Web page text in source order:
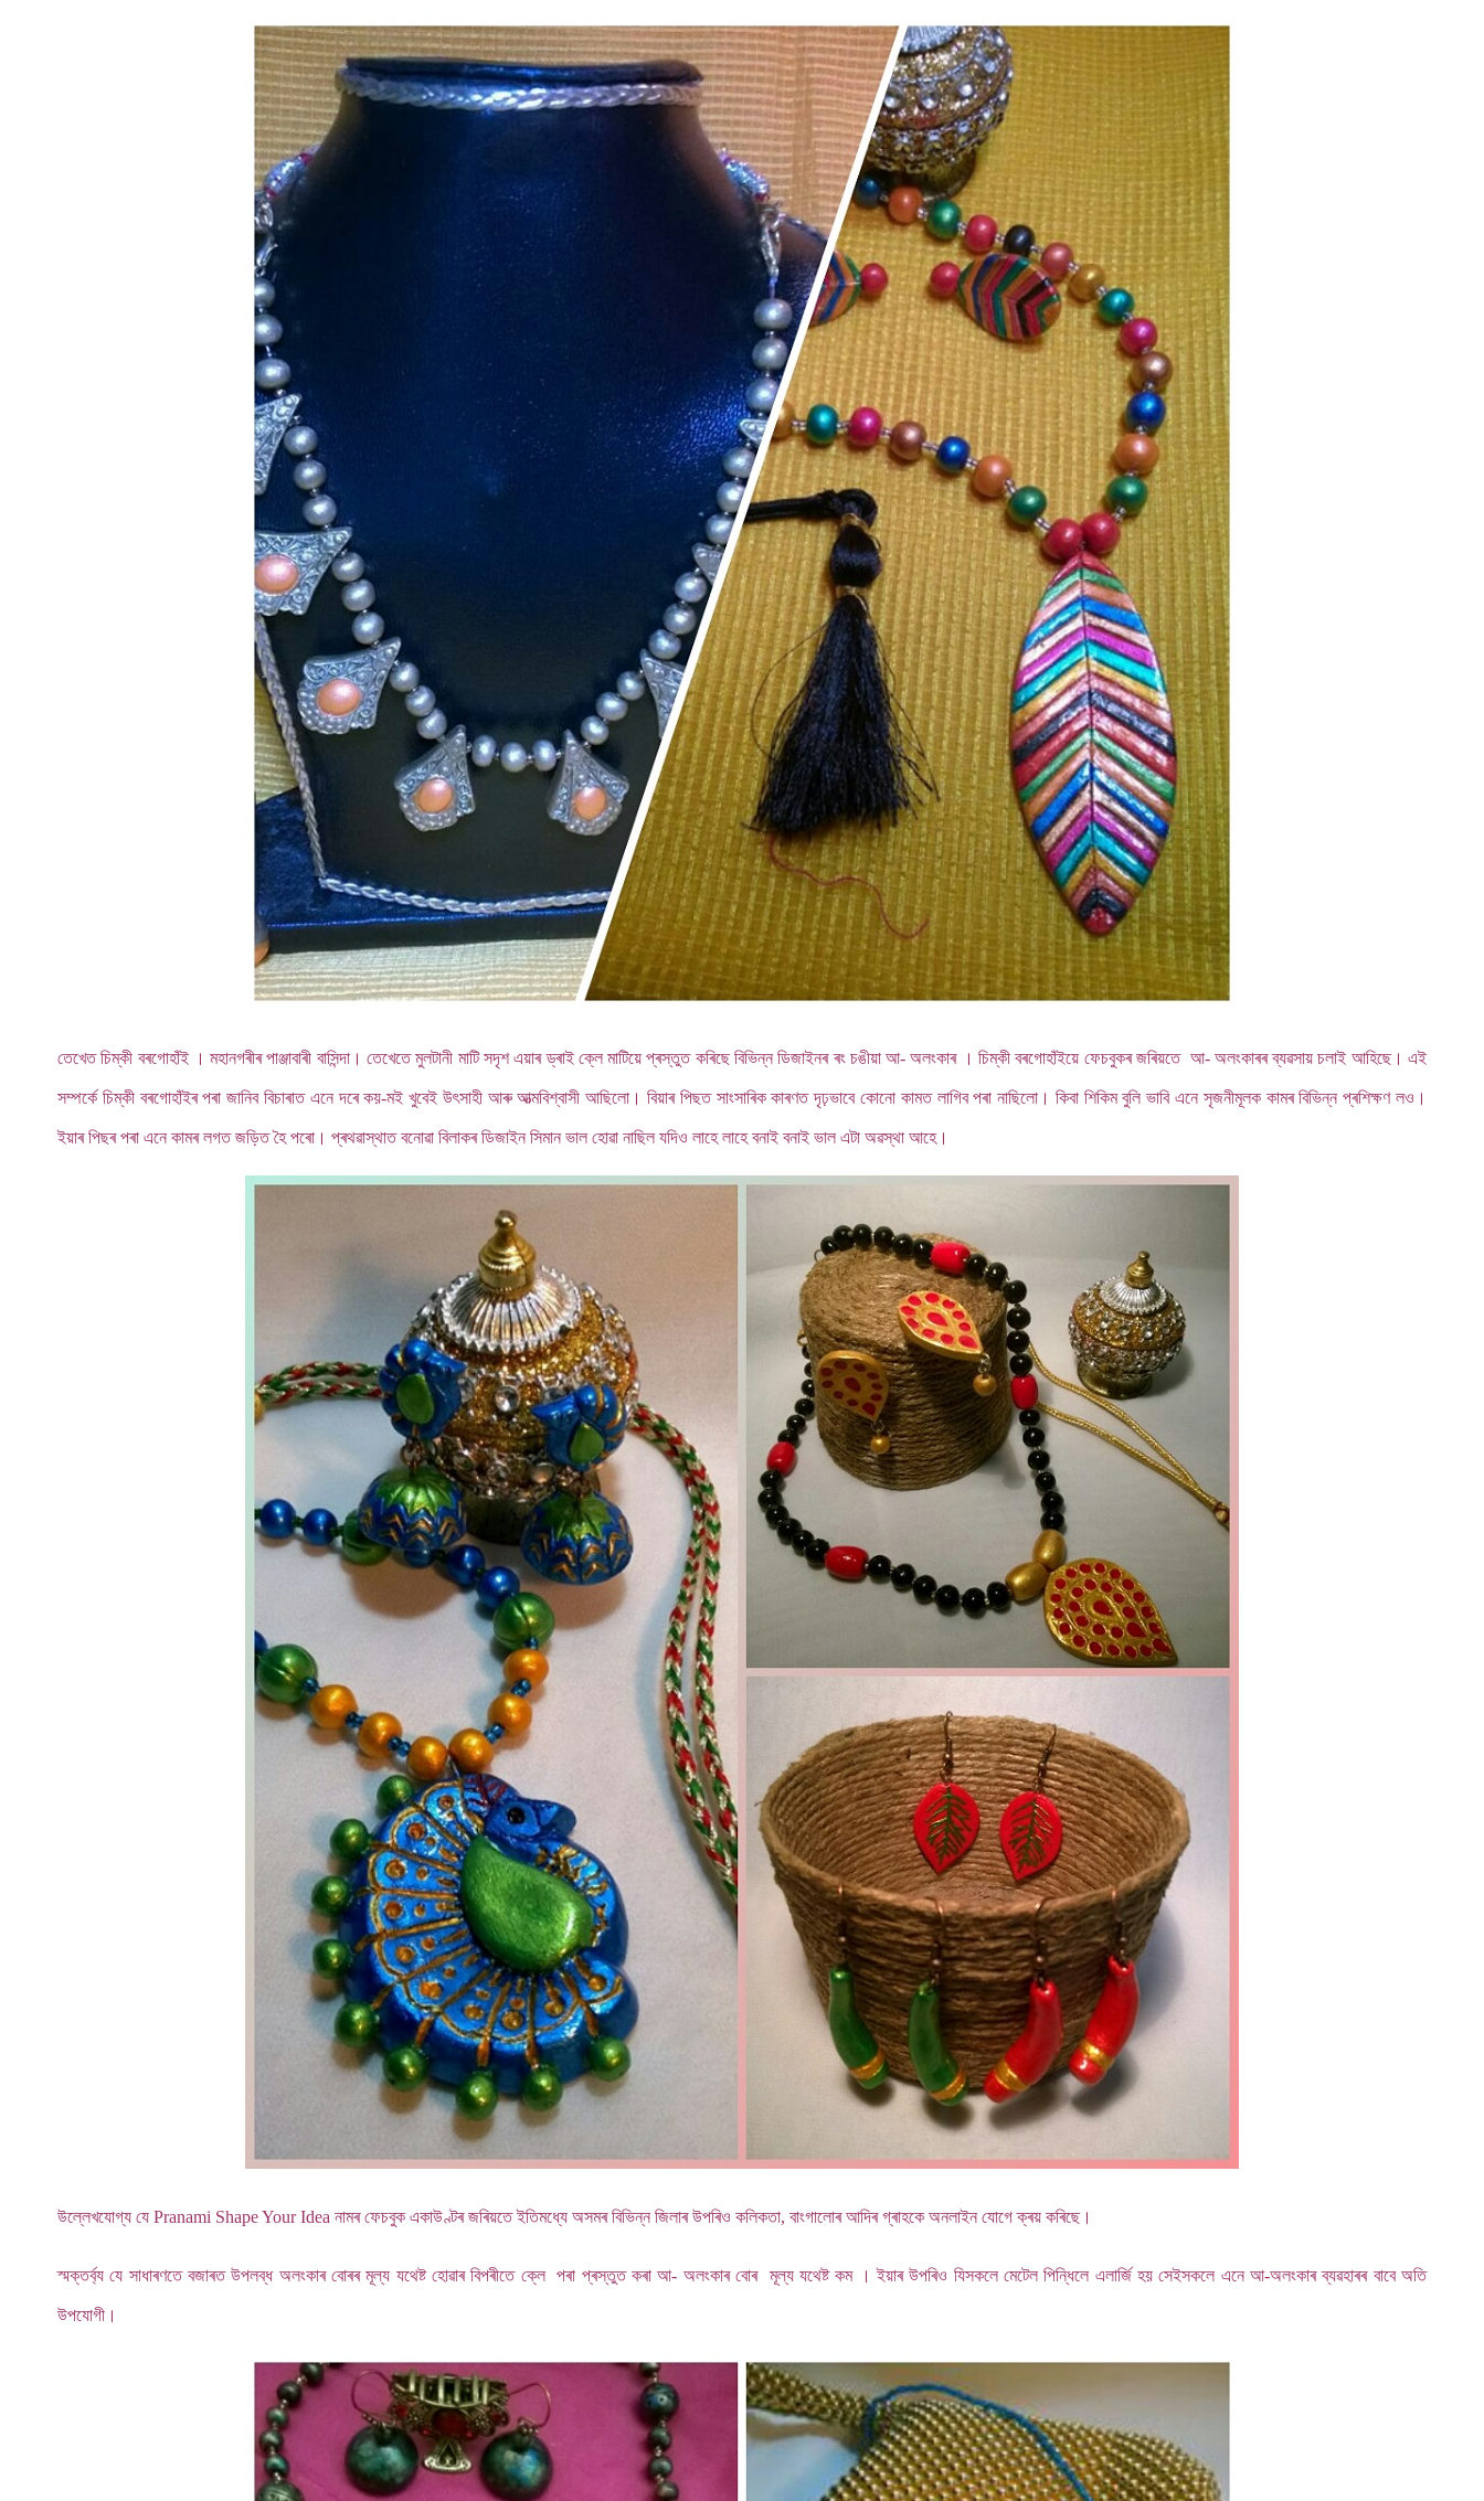
তেখেত চিম্কী বৰগোহাঁই । মহানগৰীৰ পাঞ্জাবাৰী বাসিন্দা। তেখেতে মুলটানী মাটি সদৃশ এয়াৰ ড্ৰাই ক্লে মাটিয়ে প্ৰস্তুত কৰিছে বিভিন্ন ডিজাইনৰ ৰং চঙীয়া আ- অলংকাৰ । চিম্কী বৰগোহাঁইয়ে ফেচবুকৰ ‌জৰিয়তে আ- অলংকাৰৰ ব্যৱসায় চলাই আহিছে। এই
সম্পৰ্কে চিম্কী বৰগোহাঁইৰ পৰা জানিব বিচাৰাত এনে দৰে কয়-মই খুবেই উৎসাহী আৰু আত্মবিশ্বাসী আছিলো। বিয়াৰ পিছত সাংসাৰিক কাৰণত দৃঢ়ভাবে কোনো কামত লাগিব পৰা নাছিলো। কিবা শিকিম বুলি ভাবি এনে সৃজনীমূলক কামৰ বিভিন্ন প্ৰশিক্ষণ লও।
ইয়াৰ পিছৰ পৰা এনে কামৰ লগত জড়িত হৈ পৰো। প্ৰথৱাস্থাত বনোৱা বিলাকৰ ডিজাইন সিমান ভাল হোৱা নাছিল যদিও লাহে লাহে বনাই বনাই ভাল এটা অৱস্থা আহে।
উল্লেখযোগ্য যে Pranami Shape Your Idea নামৰ ফেচবুক একাউণ্টৰ জৰিয়তে ইতিমধ্যে অসমৰ বিভিন্ন জিলাৰ উপৰিও কলিকতা, বাংগালোৰ আদিৰ গ্ৰাহকে অনলাইন যোগে ক্ৰয় কৰিছে।
স্মক্তৰ্ব্য যে সাধাৰণতে বজাৰত উপলব্ধ অলংকাৰ বোৰৰ মূল্য যথেষ্ট হোৱাৰ বিপৰীতে ক্লে পৰা প্ৰস্তুত কৰা আ- অলংকাৰ বোৰ মূল্য যথেষ্ট কম । ইয়াৰ উপৰিও যিসকলে মেটেল পিন্ধিলে এলাৰ্জি হয় সেইসকলে এনে আ-অলংকাৰ ব্যৱহাৰৰ বাবে অতি
উপযোগী।